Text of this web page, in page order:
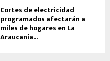
Cortes de electricidad
programados afectarán a
miles de hogares en La
Araucanía...